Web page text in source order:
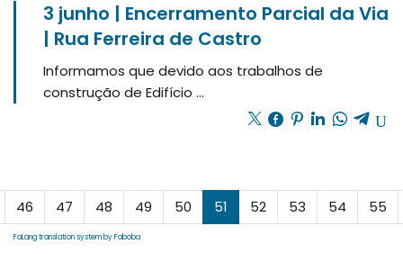
3 junho | Encerramento Parcial da Via
| Rua Ferreira de Castro
Informamos que devido aos trabalhos de
construção de Edifício ...
46 47 48 49 50 51 52 53 54 55
FaLang translation system by Faboba